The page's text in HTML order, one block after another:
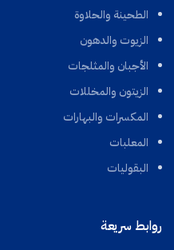
الطحينة والحلاوة
الزيوت والدهون
الأجبان والمثلجات
الزيتون والمخللات
المكسرات والبهارات
المعلبات
البقوليات
روابط سريعة